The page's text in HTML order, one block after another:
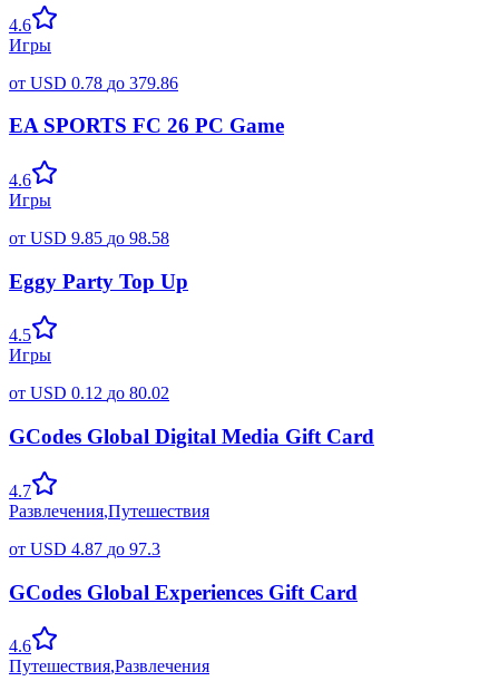
4.6
Игры
от USD 0.78 до 379.86
EA SPORTS FC 26 PC Game
4.6
Игры
от USD 9.85 до 98.58
Eggy Party Top Up
4.5
Игры
от USD 0.12 до 80.02
GCodes Global Digital Media Gift Card
4.7
Развлечения,Путешествия
от USD 4.87 до 97.3
GCodes Global Experiences Gift Card
4.6
Путешествия,Развлечения